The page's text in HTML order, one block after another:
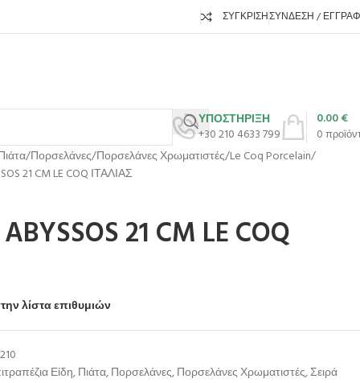
ΣΎΓΚΡΙΣΗΣΎΝΔΕΣΗ /
ΥΠΟΣΤΗΡΙΞΗ
+30 210 4633 799
0
0.00€
Πορσελάνες Πορσελάνες Χρωματιστές Le Coq Porcelain
21 CM LE COQ ΙΤΑΛΙΑΣ
21 CM LE COQ
λίστα επιθυμιών
Είδη,Πιάτα,Πορσελάνες,Πορσελάνες Χρωματιστές,Σειρά